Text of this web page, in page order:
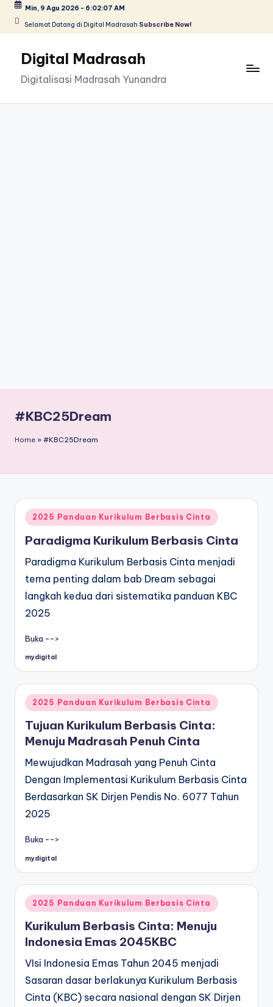
Skip
content
Min, 9 Agu 2026 - 6:02:07 AM
Selamat Datang di Digital Madrasah Subscribe Now!
Digital Madrasah
Digitalisasi Madrasah Yunandra
#KBC25Dream
Home » #KBC25Dream
Posted
in
2025 Panduan Kurikulum Berbasis Cinta
Paradigma Kurikulum Berbasis Cinta
Paradigma Kurikulum Berbasis Cinta menjadi
tema penting dalam bab Dream sebagai
langkah kedua dari sistematika panduan KBC
2025
Buka -->
Posted
mydigital
Posted
in
2025 Panduan Kurikulum Berbasis Cinta
Tujuan Kurikulum Berbasis Cinta:
Menuju Madrasah Penuh Cinta
Mewujudkan Madrasah yang Penuh Cinta
Dengan Implementasi Kurikulum Berbasis Cinta
Berdasarkan SK Dirjen Pendis No. 6077 Tahun
2025
Buka -->
Posted
mydigital
Posted
in
2025 Panduan Kurikulum Berbasis Cinta
Kurikulum Berbasis Cinta: Menuju
Indonesia Emas 2045KBC
VIsi Indonesia Emas Tahun 2045 menjadi
Sasaran dasar berlakunya Kurikulum Berbasis
Cinta (KBC) secara nasional dengan SK Dirjen